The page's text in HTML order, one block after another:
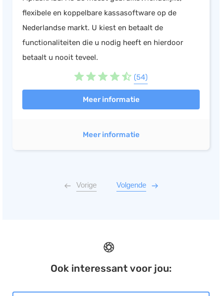
flexibele en koppelbare kassasoftware op de
Nederlandse markt. U kiest en betaalt de
functionaliteiten die u nodig heeft en hierdoor
betaalt u nooit teveel.
(54)
Meer informatie
Meer informatie
Vorige Volgende
Ook interessant voor jou: